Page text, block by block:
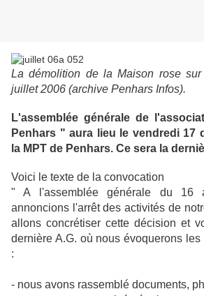
La démolition de la Maison rose
juillet 2006 (archive Penhars Infos).
L'assemblée générale de
Penhars " aura lieu le vendredi 17
la MPT de Penhars. Ce sera la
Voici le texte de la convocation
" A l'assemblée générale du 16
annoncions l'arrêt des activités de
allons concrétiser cette décision et
dernière A.G. où nous évoquerons
:
- nous avons rassemblé documents,